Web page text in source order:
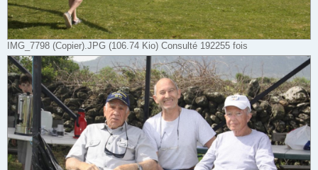
IMG_7798 (Copier).JPG (106.74 Kio) Consulté 192255 fois